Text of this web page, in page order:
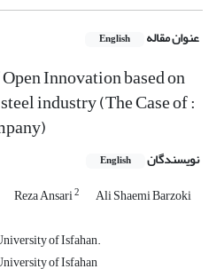
عنوان مقاله English
Innovation based on
industry (The Case of :
نویسندگان English
Reza Ansari2 Ali Shaemi Barzoki
of Isfahan.
of Isfahan